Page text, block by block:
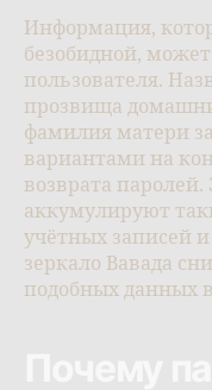
Информация,
безобидной,
пользователя.
прозвища
фамилия матери
вариантами на
возврата
аккумулируют
учётных записей
зеркало Вавада
подобных данных